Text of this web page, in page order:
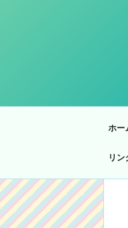
キ
ホー
リン